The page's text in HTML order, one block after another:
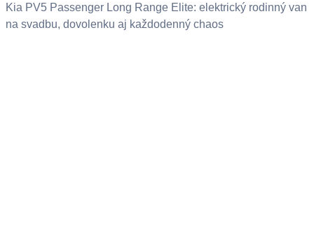
Kia PV5 Passenger Long Range Elite: elektrický rodinný van
na svadbu, dovolenku aj každodenný chaos